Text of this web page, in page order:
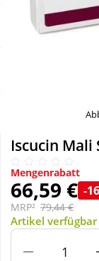
Schnäppchen
Täglich gut
Liebe & Erotik
Natur &
Sanitätshaus
Iscucin Mali
Mengenrabatt
66,59 € -
MRP² 79,44 €
Artikel verfügbar